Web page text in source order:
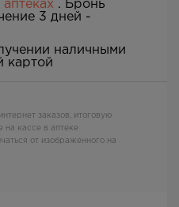
аптеках . Бронь
3 дней -
наличными
картой
заказов, итоговую
на кассе в аптеке
от изображенного на